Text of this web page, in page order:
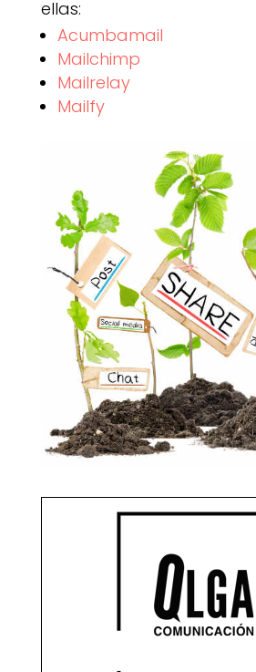
ellas:
Acumbamail
Mailchimp
Mailrelay
Mailfy